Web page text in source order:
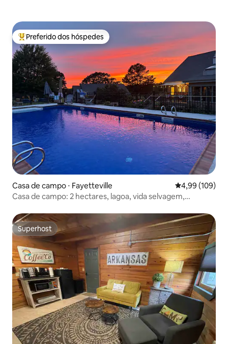
Entre os melhores preferidos dos hóspedes
Preferido dos hóspedes
Casa de campo ⋅ Fayetteville 4,99 de uma
4,99 (109)
Casa de campo: 2 hectares, lagoa, vida selvagem,
Superhost
Superhost